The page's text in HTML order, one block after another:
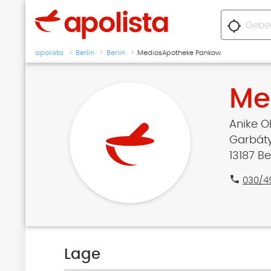
location_searching
apolista Berlin Berlin MediosApotheke Pankow
Anike
13187
phone 030/
Lage